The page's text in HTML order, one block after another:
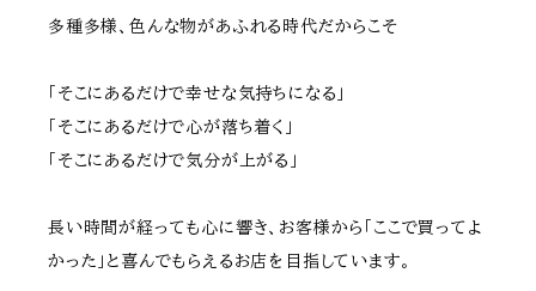
多種多様、色んな物があふれる時代だからこそ
「そこにあるだけで幸せな気持ちになる」
「そこにあるだけで心が落ち着く」
「そこにあるだけで気分が上がる」
長い時間が経っても心に響き、お客様から「ここで買ってよ
かった」と喜んでもらえるお店を目指しています。